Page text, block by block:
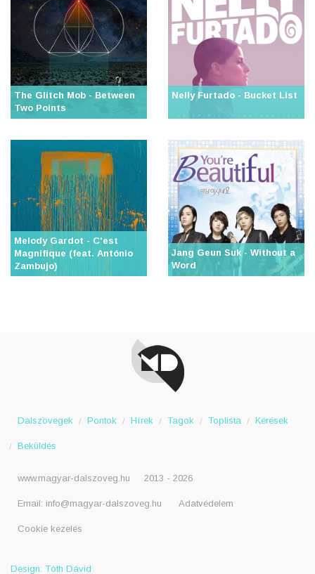
The Glitch Mob - Between
Two Points
Nelly Furtado - Bucket List
Melody Gardot - C'est
Magnifique (feat. António
Zambujo)
Jang Geun Suk - Without a
Word
Dalszövegek Pontok Hírek Tagok Toplista Kérések
Beküldés
www.magyar-dalszoveg.hu 2013 - 2026
Email: info@magyar-dalszoveg.hu Adatvédelem
Cookie kezelés
Design: Tóth Dávid